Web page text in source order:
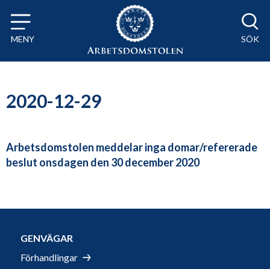
Till innehåll på sidan x
MENY SÖK
2020-12-29
Arbetsdomstolen meddelar inga domar/refererade
beslut onsdagen den 30 december 2020
GENVÄGAR
Förhandlingar